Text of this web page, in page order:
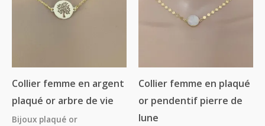
Collier femme en argent
plaqué or arbre de vie
Bijoux plaqué or
26.00€
19.50€
Collier femme en plaqué
or pendentif pierre de
lune